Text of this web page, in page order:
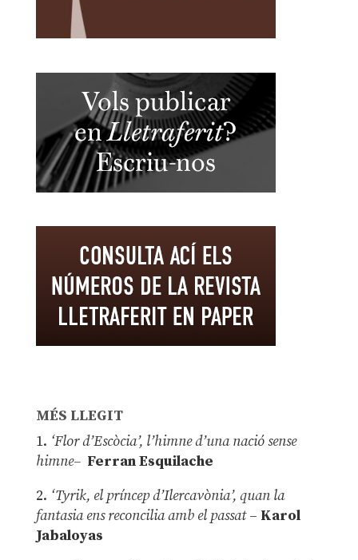
MÉS LLEGIT
1. ‘Flor d’Escòcia’, l’himne d’una nació sense
himne– Ferran Esquilache
2. ‘Tyrik, el príncep d’Ilercavònia’, quan la
fantasia ens reconcilia amb el passat– Karol
Jabaloyas